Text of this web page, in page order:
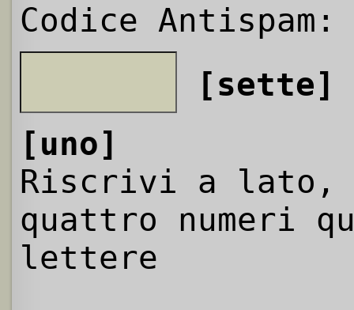
Codice Antispam:
[sette]
[uno]
Riscrivi a
quattro numeri
lettere